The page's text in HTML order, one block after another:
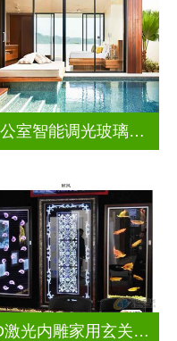
办公室智能调光玻璃门图片
3D激光内雕家用玄关隔断